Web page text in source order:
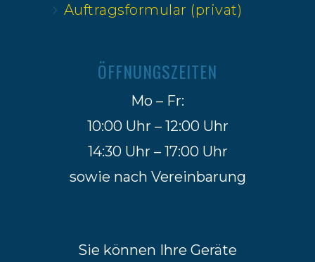
Auftragsformular (privat)
ÖFFNUNGSZEITEN
Mo – Fr:
10:00 Uhr – 12:00 Uhr
14:30 Uhr – 17:00 Uhr
sowie nach Vereinbarung
Sie können Ihre Geräte